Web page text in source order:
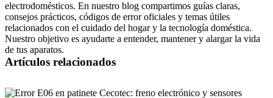
electrodomésticos. En nuestro blog compartimos guías claras,
consejos prácticos, códigos de error oficiales y temas útiles
relacionados con el cuidado del hogar y la tecnología doméstica.
Nuestro objetivo es ayudarte a entender, mantener y alargar la vida
de tus aparatos.
Artículos relacionados